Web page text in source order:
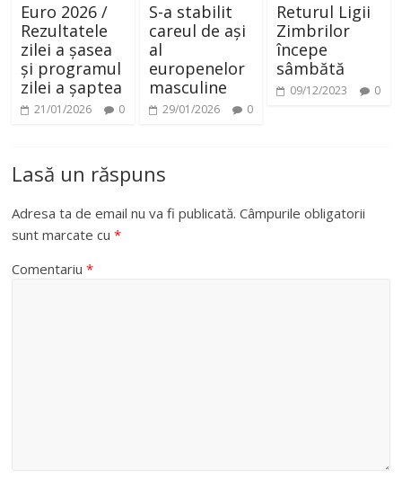
Euro 2026 /
Rezultatele
zilei a șasea
și programul
zilei a șaptea
21/01/2026 0
S-a stabilit
careul de ași
al
europenelor
masculine
29/01/2026 0
Returul Ligii
Zimbrilor
începe
sâmbătă
09/12/2023 0
Lasă un răspuns
Adresa ta de email nu va fi publicată. Câmpurile obligatorii
sunt marcate cu*
Comentariu*